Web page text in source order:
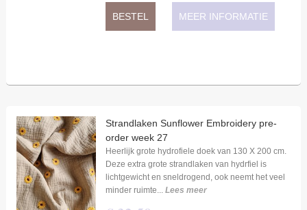
BESTEL MEER INFORMATIE
Strandlaken Sunflower Embroidery pre-
order week 27
Heerlijk grote hydrofiele doek van 130 X 200 cm.
Deze extra grote strandlaken van hydrfiel is
lichtgewicht en sneldrogend, ook neemt het veel
minder ruimte... Lees meer